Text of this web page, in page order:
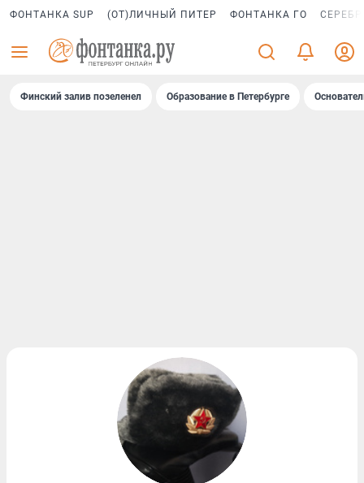
ФОНТАНКА SUP (ОТ)ЛИЧНЫЙ ПИТЕР ФОНТАНКА ГО
Финский залив позеленел Образование в Петербурге